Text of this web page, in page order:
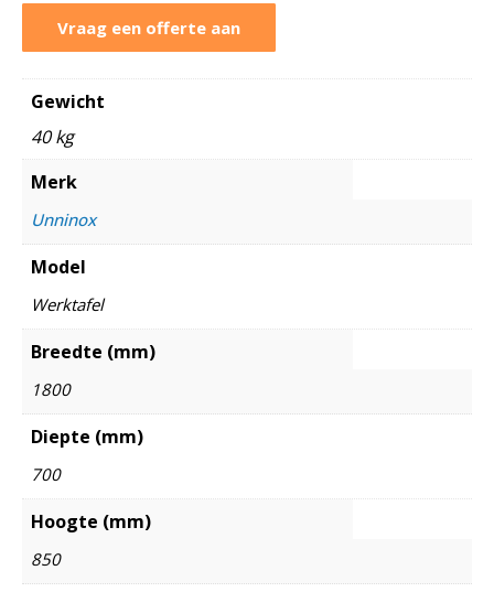
Vraag een offerte aan
Gewicht
40 kg
Merk
Unninox
Model
Werktafel
Breedte (mm)
1800
Diepte (mm)
700
Hoogte (mm)
850